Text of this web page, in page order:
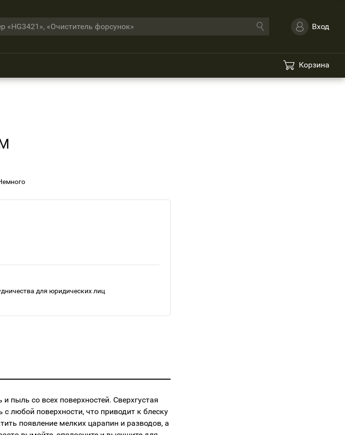
Вход
Корзина
для юридических лиц
пыль со всех поверхностей. Сверхгустая
любой поверхности, что приводит к блеску
появление мелких царапин и разводов, а